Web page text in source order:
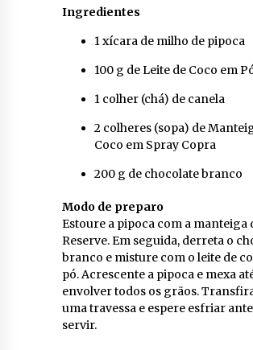
Ingredientes
1 xícara de milho de pipoca
100 g de Leite de Coco em
1 colher (chá) de canela
2 colheres (sopa) de
Coco em Spray Copra
200 g de chocolate branco
Modo de preparo
Estoure a pipoca com a manteiga
Reserve. Em seguida, derreta o
branco e misture com o leite de
pó. Acrescente a pipoca e mexa
envolver todos os grãos.
uma travessa e espere esfriar
servir.